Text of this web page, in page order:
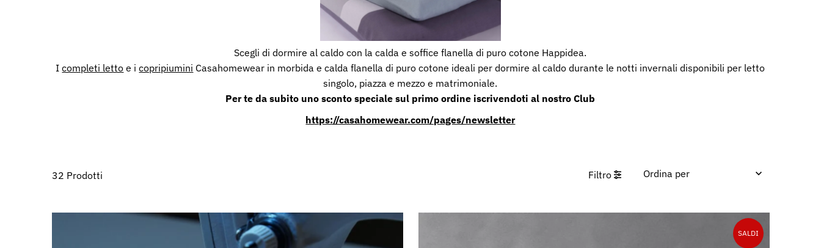
Scegli di dormire al caldo con la calda e soffice flanella di puro cotone Happidea.
Icompleti letto e icopripiumini Casahomewear in morbida e calda flanella di puro cotone ideali per dormire al caldo durante le notti invernali disponibili per letto
singolo, piazza e mezzo e matrimoniale.
Per te da subito uno sconto speciale sul primo ordine iscrivendoti al nostro Club
https://casahomewear.com/pages/newsletter
32 Prodotti
Filtro
Più rilevanti
SALDI